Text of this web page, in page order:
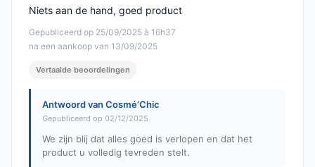
Gepubliceerd op 25/09/2025 à 16h37
na een aankoop van 13/09/2025
Niets aan de hand, goed product
Vertaalde beoordelingen
Antwoord van Cosmé’Chic
Gepubliceerd op 02/12/2025
We zijn blij dat alles goed is verlopen en dat het
product u volledig tevreden stelt.